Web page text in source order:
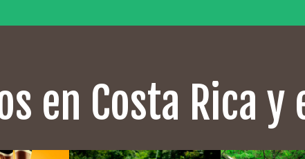
en Costa Rica